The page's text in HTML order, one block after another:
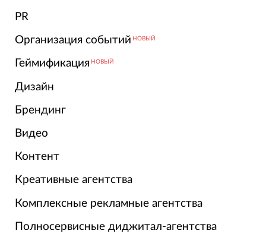
PR
Организация событий НОВЫЙ
Геймификация НОВЫЙ
Дизайн
Брендинг
Видео
Контент
Креативные агентства
Комплексные рекламные агентства
Полносервисные диджитал-агентства